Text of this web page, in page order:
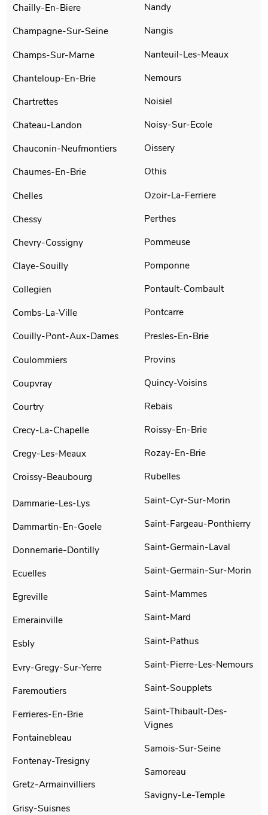
Chailly-En-Biere
Champagne-Sur-Seine
Champs-Sur-Marne
Chanteloup-En-Brie
Chartrettes
Chateau-Landon
Chauconin-Neufmontiers
Chaumes-En-Brie
Chelles
Chessy
Chevry-Cossigny
Claye-Souilly
Collegien
Combs-La-Ville
Couilly-Pont-Aux-Dames
Coulommiers
Coupvray
Courtry
Crecy-La-Chapelle
Cregy-Les-Meaux
Croissy-Beaubourg
Dammarie-Les-Lys
Dammartin-En-Goele
Donnemarie-Dontilly
Ecuelles
Egreville
Emerainville
Esbly
Evry-Gregy-Sur-Yerre
Faremoutiers
Ferrieres-En-Brie
Fontainebleau
Fontenay-Tresigny
Gretz-Armainvilliers
Grisy-Suisnes
Nandy
Nangis
Nanteuil-Les-Meaux
Nemours
Noisiel
Noisy-Sur-Ecole
Oissery
Othis
Ozoir-La-Ferriere
Perthes
Pommeuse
Pomponne
Pontault-Combault
Pontcarre
Presles-En-Brie
Provins
Quincy-Voisins
Rebais
Roissy-En-Brie
Rozay-En-Brie
Rubelles
Saint-Cyr-Sur-Morin
Saint-Fargeau-Ponthierry
Saint-Germain-Laval
Saint-Germain-Sur-Morin
Saint-Mammes
Saint-Mard
Saint-Pathus
Saint-Pierre-Les-Nemours
Saint-Soupplets
Saint-Thibault-Des-
Vignes
Samois-Sur-Seine
Samoreau
Savigny-Le-Temple